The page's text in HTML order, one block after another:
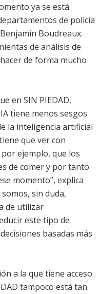
ya se está
de policía
Boudreaux.
de análisis de
de forma mucho
en SIN PIEDAD,
tiene menos sesgos
la inteligencia artificial
que ver con
ejemplo, que los
de comer y por tanto
momento”, explica
sin duda,
de utilizar
este tipo de
basadas más
a la que tiene acceso
tampoco está tan